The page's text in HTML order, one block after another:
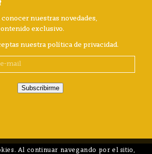
nuestras novedades,
exclusivo.
nuestra política de privacidad.
Subscribirme
Al continuar navegando por el sitio,